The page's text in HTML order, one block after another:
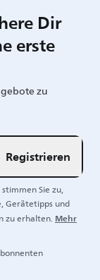
Dir
erste
zu
Registrieren
Sie zu,
Gerätetipps und
zu erhalten.Mehr